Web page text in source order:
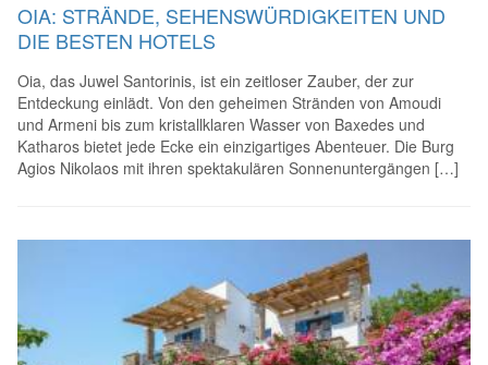
OIA: STRÄNDE, SEHENSWÜRDIGKEITEN UND
DIE BESTEN HOTELS
Oia, das Juwel Santorinis, ist ein zeitloser Zauber, der zur
Entdeckung einlädt. Von den geheimen Stränden von Amoudi
und Armeni bis zum kristallklaren Wasser von Baxedes und
Katharos bietet jede Ecke ein einzigartiges Abenteuer. Die Burg
Agios Nikolaos mit ihren spektakulären Sonnenuntergängen […]